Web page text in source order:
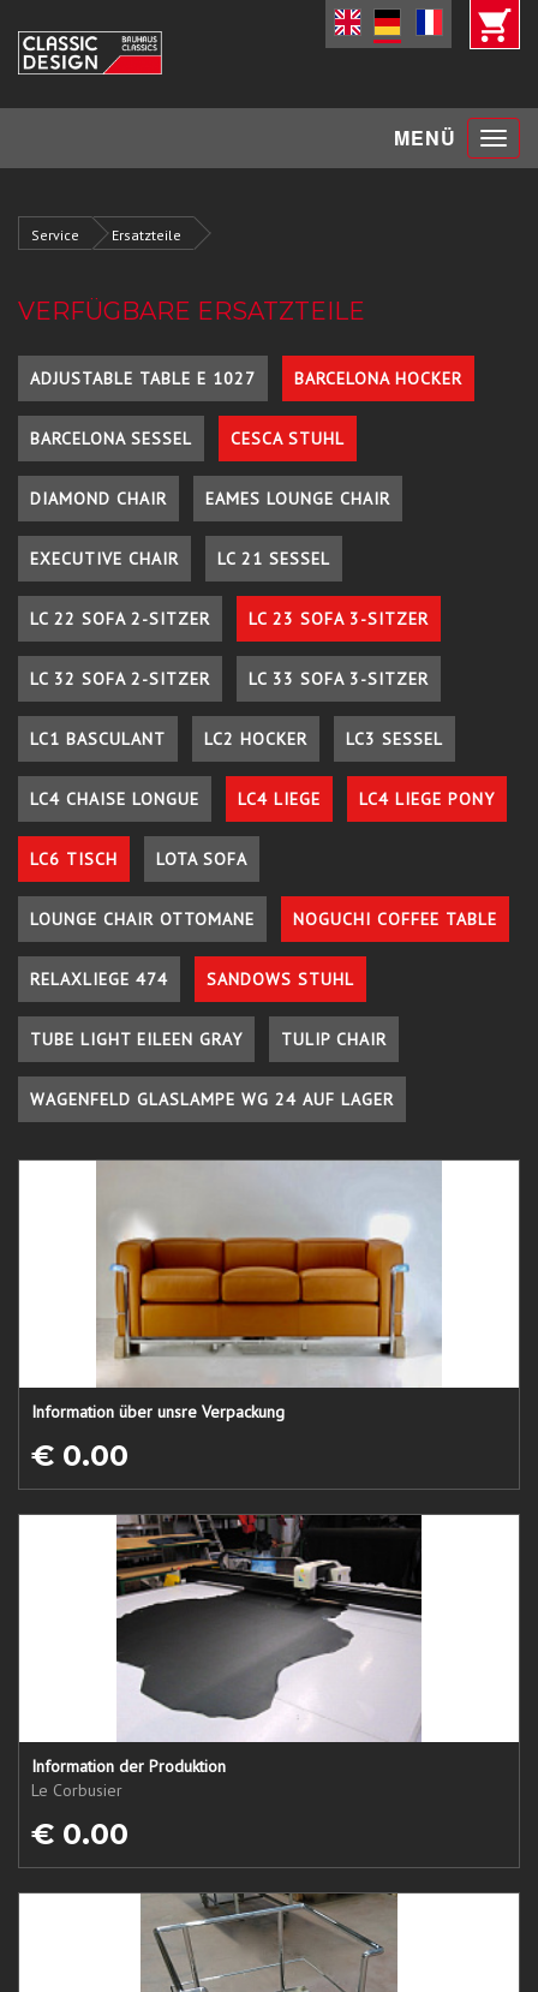
MENÜ Toggle
Service Ersatzteile
VERFÜGBARE ERSATZTEILE
ADJUSTABLE TABLE E 1027 BARCELONA HOCKER
BARCELONA SESSEL CESCA STUHL
DIAMOND CHAIR EAMES LOUNGE CHAIR
EXECUTIVE CHAIR LC 21 SESSEL
LC 22 SOFA 2-SITZER LC 23 SOFA 3-SITZER
LC 32 SOFA 2-SITZER LC 33 SOFA 3-SITZER
LC1 BASCULANT LC2 HOCKER LC3 SESSEL
LC4 CHAISE LONGUE LC4 LIEGE LC4 LIEGE PONY
LC6 TISCH LOTA SOFA
LOUNGE CHAIR OTTOMANE NOGUCHI COFFEE TABLE
RELAXLIEGE 474 SANDOWS STUHL
TUBE LIGHT EILEEN GRAY TULIP CHAIR
WAGENFELD GLASLAMPE WG 24 AUF LAGER
Information über unsre Verpackung
€ 0.00
Information der Produktion
Le Corbusier
€ 0.00